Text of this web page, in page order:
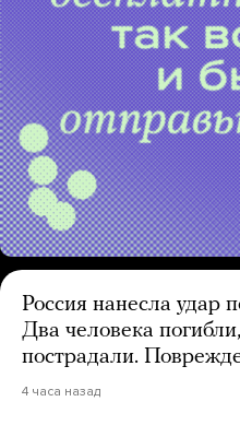
Россия нанесла удар
Два человека
пострадали.
4 часа назад